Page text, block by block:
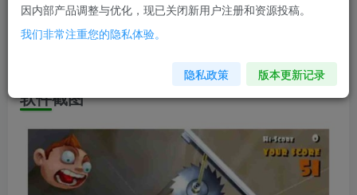
兼容版本：安卓2.2+
软件截图
因内部产品调整与优化，现已关闭新用户注册和资源投稿。
我们非常注重您的隐私体验。
隐私政策 版本更新记录